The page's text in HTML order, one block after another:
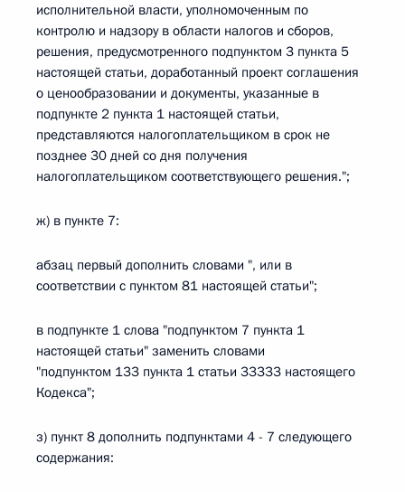
исполнительной власти, уполномоченным по
контролю и надзору в области налогов и сборов,
решения, предусмотренного подпунктом 3 пункта 5
настоящей статьи, доработанный проект соглашения
о ценообразовании и документы, указанные в
подпункте 2 пункта 1 настоящей статьи,
представляются налогоплательщиком в срок не
позднее 30 дней со дня получения
налогоплательщиком соответствующего решения.";
ж) в пункте 7:
абзац первый дополнить словами ", или в
соответствии с пунктом 81 настоящей статьи";
в подпункте 1 слова "подпунктом 7 пункта 1
настоящей статьи" заменить словами
"подпунктом 133 пункта 1 статьи 33333 настоящего
Кодекса";
з) пункт 8 дополнить подпунктами 4 - 7 следующего
содержания: